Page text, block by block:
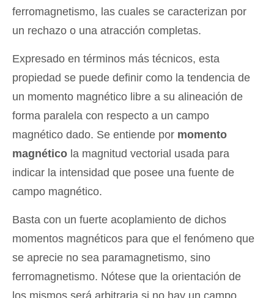
ferromagnetismo, las cuales se caracterizan por
un rechazo o una atracción completas.
Expresado en términos más técnicos, esta
propiedad se puede definir como la tendencia de
un momento magnético libre a su alineación de
forma paralela con respecto a un campo
magnético dado. Se entiende por momento
magnético la magnitud vectorial usada para
indicar la intensidad que posee una fuente de
campo magnético.
Basta con un fuerte acoplamiento de dichos
momentos magnéticos para que el fenómeno que
se aprecie no sea paramagnetismo, sino
ferromagnetismo. Nótese que la orientación de